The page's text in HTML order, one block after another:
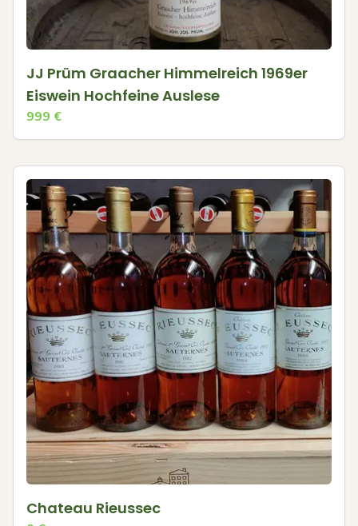
JJ Prüm Graacher Himmelreich 1969er
Eiswein Hochfeine Auslese
999 €
Chateau Rieussec